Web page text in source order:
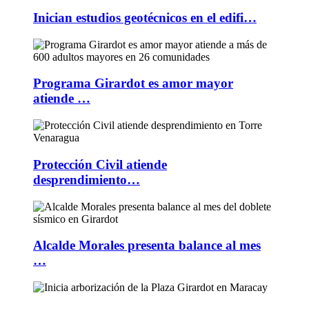
Inician estudios geotécnicos en el edifi…
Programa Girardot es amor mayor
atiende …
Protección Civil atiende
desprendimiento…
Alcalde Morales presenta balance al mes
…